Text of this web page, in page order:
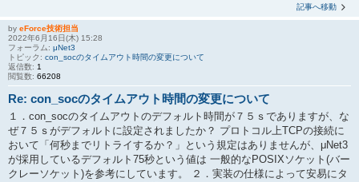
記事へ移動
by eForce技術担当
2022年6月16日(木) 15:28
フォーラム: μNet3
トピック: con_socのタイムアウト時間の変更について
返信数: 1
閲覧数: 66208
Re: con_socのタイムアウト時間の変更について
１．con_socのタイムアウトのデフォルト時間が７５ｓでありますが、な
ぜ７５ｓがデフォルトに設定されましたか？ プロトコル上TCPの接続に
おいて「何秒までリトライするか？」という規定はありませんが、μNet3
が採用しているデフォルト75秒という値は 一般的なPOSIXソケット(バー
クレーソケット)を参考にしています。 ２．実装の仕様によって安易にタ